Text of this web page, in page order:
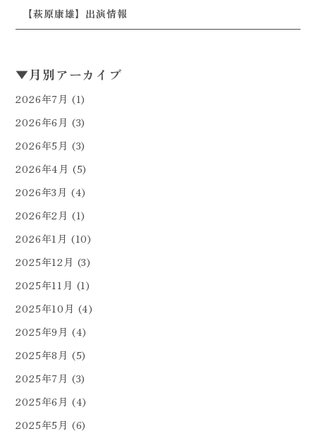
【萩原康雄】出演情報
▼月別アーカイブ
2026年7月 (1)
2026年6月 (3)
2026年5月 (3)
2026年4月 (5)
2026年3月 (4)
2026年2月 (1)
2026年1月 (10)
2025年12月 (3)
2025年11月 (1)
2025年10月 (4)
2025年9月 (4)
2025年8月 (5)
2025年7月 (3)
2025年6月 (4)
2025年5月 (6)